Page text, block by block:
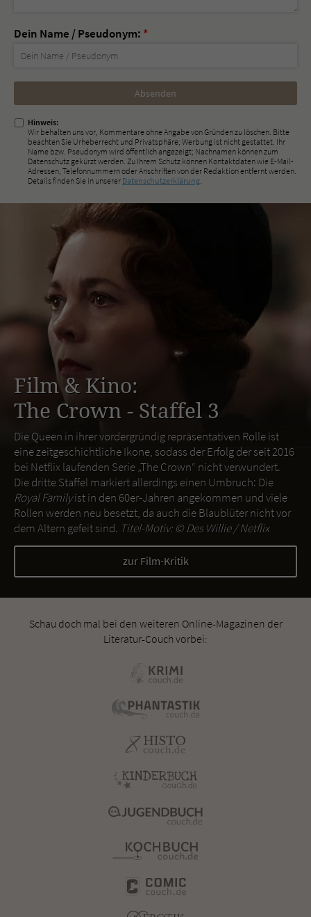
Dein Name / Pseudonym: *
Nicht
ausfüllen!
Hinweis:
Wir behalten uns vor, Kommentare ohne Angabe von Gründen zu löschen. Bitte
beachten Sie Urheberrecht und Privatsphäre; Werbung ist nicht gestattet. Ihr
Name bzw. Pseudonym wird öffentlich angezeigt; Nachnamen können zum
Datenschutz gekürzt werden. Zu Ihrem Schutz können Kontaktdaten wie E-Mail-
Adressen, Telefonnummern oder Anschriften von der Redaktion entfernt werden.
Details finden Sie in unserer Datenschutzerklärung
Film & Kino:
The Crown - Staffel 3
Die Queen in ihrer vordergründig repräsentativen Rolle ist
eine zeitgeschichtliche Ikone, sodass der Erfolg der seit 2016
bei Netflix laufenden Serie „The Crown“ nicht verwundert.
Die dritte Staffel markiert allerdings einen Umbruch: Die
Royal Familyist in den 60er-Jahren angekommen und viele
Rollen werden neu besetzt, da auch die Blaublüter nicht vor
dem Altern gefeit sind. Titel-Motiv: ©Des Willie / Netflix
zur Film-Kritik
Schau doch mal bei den weiteren Online-Magazinen der
Literatur-Couch vorbei: